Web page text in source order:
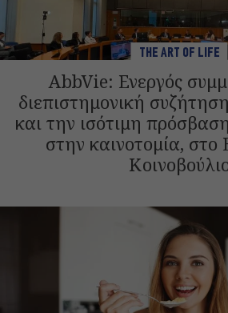
THE ART OF LIFE
AbbVie: Ενεργός
διεπιστημονική
και την ισότιμη
στην καινοτομία,